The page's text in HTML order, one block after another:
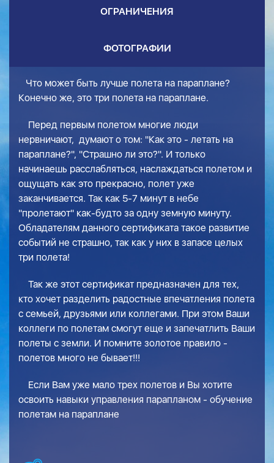
ОГРАНИЧЕНИЯ
ФОТОГРАФИИ
Что может быть лучше полета на параплане?
Конечно же, это три полета на параплане.
Перед первым полетом многие люди
нервничают, думают о том: "Как это - летать на
параплане?", "Страшно ли это?". И только
начинаешь расслабляться, наслаждаться полетом и
ощущать как это прекрасно, полет уже
заканчивается. Так как 5-7 минут в небе
"пролетают" как-будто за одну земную минуту.
Обладателям данного сертификата такое развитие
событий не страшно, так как у них в запасе целых
три полета!
Так же этот сертификат предназначен для тех,
кто хочет разделить радостные впечатления полета
с семьей, друзьями или коллегами. При этом Ваши
коллеги по полетам смогут еще и запечатлить Ваши
полеты с земли. И помните золотое правило -
полетов много не бывает!!!
Если Вам уже мало трех полетов и Вы хотите
освоить навыки управления парапланом - обучение
полетам на параплане